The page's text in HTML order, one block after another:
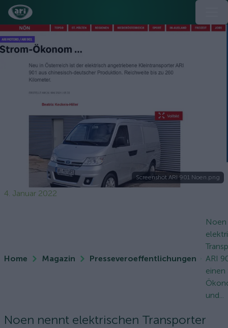
Screenshot ARI 901 Noen.png
4. Januar 2022
Home Magazin Presseveroeffentlichungen
ARI
und...
Noen nennt elektrischen Transporter